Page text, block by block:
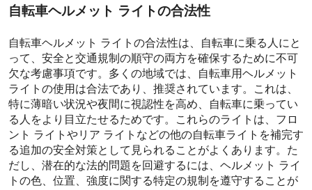
自転車ヘルメット ライトの合法性
自転車ヘルメット ライトの合法性は、自転車に乗る人にと
って、安全と交通規制の順守の両方を確保するために不可
欠な考慮事項です。多くの地域では、自転車用ヘルメット
ライトの使用は合法であり、推奨されています。これは、
特に薄暗い状況や夜間に視認性を高め、自転車に乗ってい
る人をより目立たせるためです。これらのライトは、フロ
ント ライトやリア ライトなどの他の自転車ライトを補完す
る追加の安全対策として見られることがよくあります。た
だし、潜在的な法的問題を回避するには、ヘルメット ライ
トの色、位置、強度に関する特定の規制を遵守することが